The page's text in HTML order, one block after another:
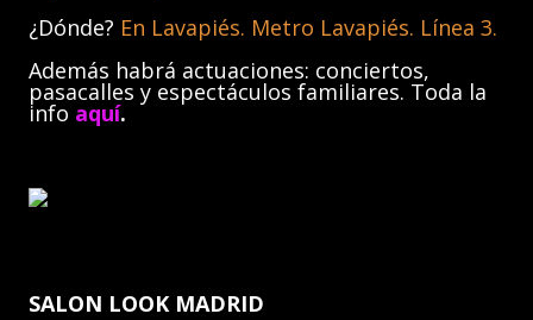
¿Dónde? En Lavapiés. Metro Lavapiés. Línea 3.
Además habrá actuaciones: conciertos,
pasacalles y espectáculos familiares. Toda la
info aquí.
SALON LOOK MADRID